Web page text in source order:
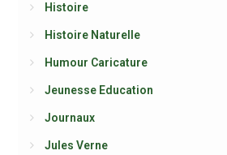
Histoire
Histoire Naturelle
Humour Caricature
Jeunesse Education
Journaux
Jules Verne